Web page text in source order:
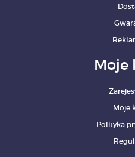
Moje
Moje
Polityka